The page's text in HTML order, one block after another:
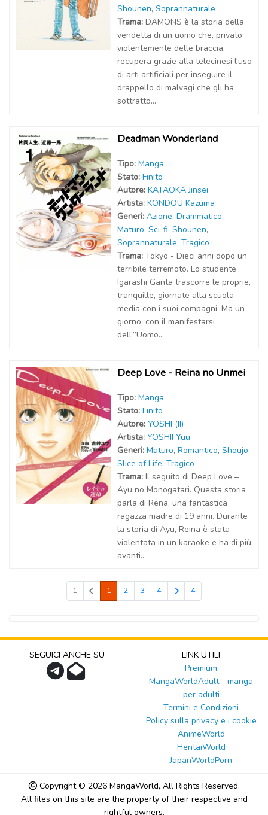
Shounen, Soprannaturale
Trama: DAMONS è la storia della
vendetta di un uomo che, privato
violentemente delle braccia,
recupera grazie alla telecinesi l'uso
di arti artificiali per inseguire il
drappello di malvagi che gli ha
sottratto...
Deadman Wonderland
Tipo: Manga
Stato: Finito
Autore: KATAOKA Jinsei
Artista: KONDOU Kazuma
Generi: Azione, Drammatico,
Maturo, Sci-fi, Shounen,
Soprannaturale, Tragico
Trama: Tokyo - Dieci anni dopo un
terribile terremoto. Lo studente
Igarashi Ganta trascorre le proprie,
tranquille, giornate alla scuola
media con i suoi compagni. Ma un
giorno, con il manifestarsi
dell’”Uomo...
Deep Love - Reina no Unmei
Tipo: Manga
Stato: Finito
Autore: YOSHI (II)
Artista: YOSHII Yuu
Generi: Maturo, Romantico, Shoujo,
Slice of Life, Tragico
Trama: Il seguito di Deep Love –
Ayu no Monogatari. Questa storia
parla di Rena, una fantastica
ragazza madre di 19 anni. Durante
la storia di Ayu, Reina è stata
violentata in un karaoke e ha di più
avanti...
1 1 2 3 4 4
SEGUICI ANCHE SU
LINK UTILI
Premium
MangaWorldAdult - manga
per adulti
Termini e Condizioni
Policy sulla privacy e i cookie
AnimeWorld
HentaiWorld
JapanWorldPorn
Copyright © 2026 MangaWorld, All Rights Reserved.
All files on this site are the property of their respective and
rightful owners.